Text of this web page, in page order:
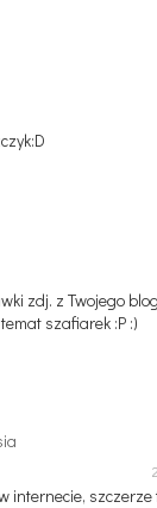
zdj. z Twojego
szafiarek :P :)
internecie, szczerze